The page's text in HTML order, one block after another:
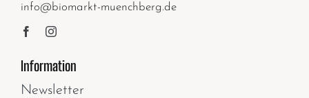
info@biomarkt-muenchberg.de
Information
Newsletter